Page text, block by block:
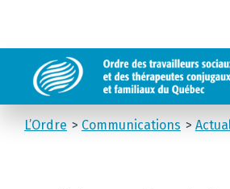
L’Ordre Communications